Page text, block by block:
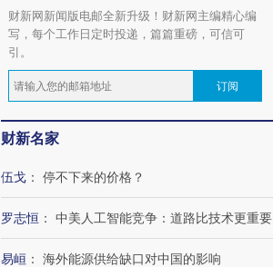
财新网新闻版电邮全新升级！财新网主编精心编
写，每个工作日定时投递，篇篇重磅，可信可
引。
订阅
财新名家
伍戈 ： 停不下来的价格？
罗志恒 ： 中美人工智能竞争：道路比技术更重要
易峘 ： 海外能源供给缺口对中国的影响